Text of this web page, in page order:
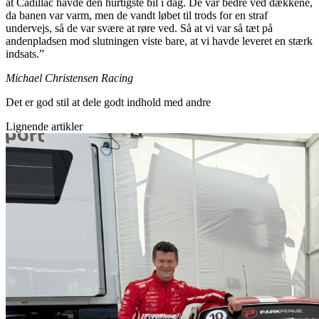
at Cadillac havde den hurtigste bil i dag. De var bedre ved dækkene,
da banen var varm, men de vandt løbet til trods for en straf
undervejs, så de var svære at røre ved. Så at vi var så tæt på
andenpladsen mod slutningen viste bare, at vi havde leveret en stærk
indsats.”
Michael Christensen Racing
Det er god stil at dele godt indhold med andre
Lignende artikler